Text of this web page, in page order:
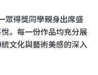
眾得獎同學親身出席盛
。每一份作品均充分展
文化與藝術美感的深入